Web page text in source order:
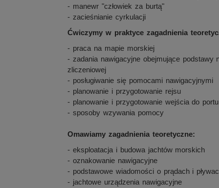
- manewr "człowiek za burtą"
- zacieśnianie cyrkulacji
Ćwiczymy w praktyce zagadnienia
- praca na mapie morskiej
- zadania nawigacyjne obejmujące podstawy
zliczeniowej
- posługiwanie się pomocami nawigacyjnymi
- planowanie i przygotowanie rejsu
- planowanie i przygotowanie wejścia do portu
- sposoby wzywania pomocy
Omawiamy zagadnienia teoretyczne:
- eksploatacja i budowa jachtów morskich
- oznakowanie nawigacyjne
- podstawowe wiadomości o prądach i
- jachtowe urządzenia nawigacyjne